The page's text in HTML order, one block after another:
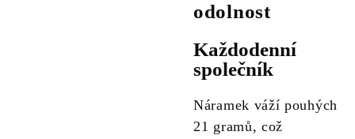
odolnost
Každodenní
společník
Náramek váží pouhých
21 gramů, což